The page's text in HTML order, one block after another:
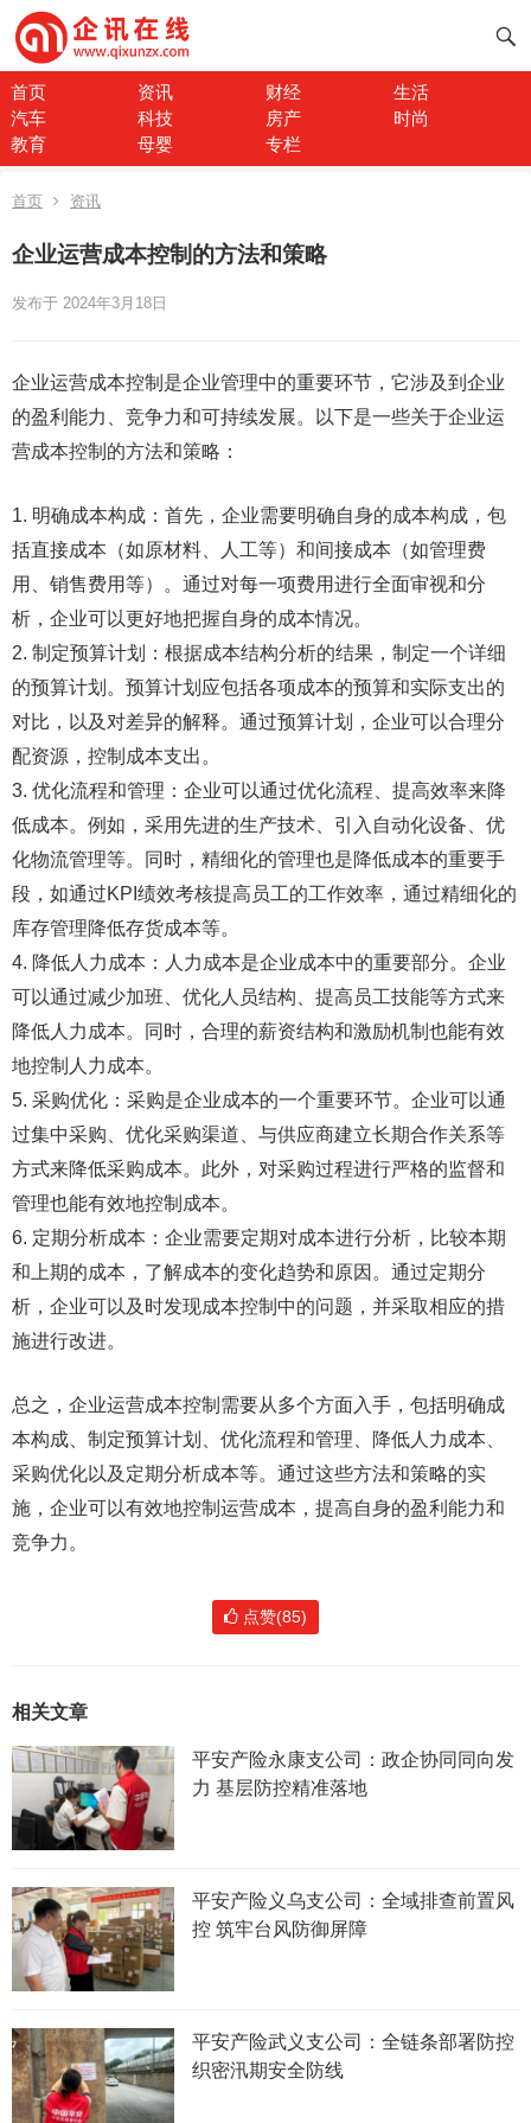
首页 资讯 财经
生活
汽车
科技 房产
时尚
教育
母婴 专栏
首页 资讯
企业运营成本控制的方法和策略
发布于 2024年3月18日
企业运营成本控制是企业管理中的重要环节，它涉及到企业
的盈利能力、竞争力和可持续发展。以下是一些关于企业运
营成本控制的方法和策略：
1. 明确成本构成：首先，企业需要明确自身的成本构成，包
括直接成本（如原材料、人工等）和间接成本（如管理费
用、销售费用等）。通过对每一项费用进行全面审视和分
析，企业可以更好地把握自身的成本情况。
2. 制定预算计划：根据成本结构分析的结果，制定一个详细
的预算计划。预算计划应包括各项成本的预算和实际支出的
对比，以及对差异的解释。通过预算计划，企业可以合理分
配资源，控制成本支出。
3. 优化流程和管理：企业可以通过优化流程、提高效率来降
低成本。例如，采用先进的生产技术、引入自动化设备、优
化物流管理等。同时，精细化的管理也是降低成本的重要手
段，如通过KPI绩效考核提高员工的工作效率，通过精细化的
库存管理降低存货成本等。
4. 降低人力成本：人力成本是企业成本中的重要部分。企业
可以通过减少加班、优化人员结构、提高员工技能等方式来
降低人力成本。同时，合理的薪资结构和激励机制也能有效
地控制人力成本。
5. 采购优化：采购是企业成本的一个重要环节。企业可以通
过集中采购、优化采购渠道、与供应商建立长期合作关系等
方式来降低采购成本。此外，对采购过程进行严格的监督和
管理也能有效地控制成本。
6. 定期分析成本：企业需要定期对成本进行分析，比较本期
和上期的成本，了解成本的变化趋势和原因。通过定期分
析，企业可以及时发现成本控制中的问题，并采取相应的措
施进行改进。
总之，企业运营成本控制需要从多个方面入手，包括明确成
本构成、制定预算计划、优化流程和管理、降低人力成本、
采购优化以及定期分析成本等。通过这些方法和策略的实
施，企业可以有效地控制运营成本，提高自身的盈利能力和
竞争力。
点赞(85)
相关文章
平安产险永康支公司：政企协同同向发
力 基层防控精准落地
平安产险义乌支公司：全域排查前置风
控 筑牢台风防御屏障
平安产险武义支公司：全链条部署防控
织密汛期安全防线